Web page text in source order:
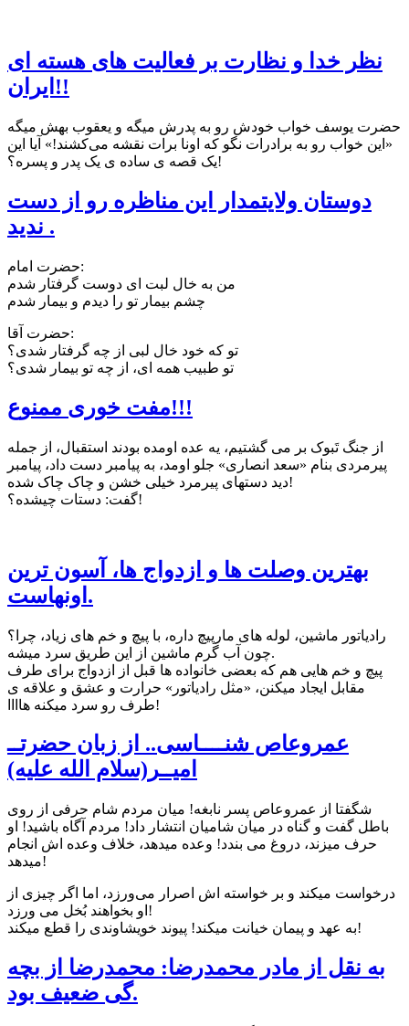
نظر خدا و نظارت بر فعالیت های هسته ای
ایران!!
حضرت يوسف خواب خودش رو به پدرش میگه و يعقوب بهش میگه
«اين خواب رو به برادرات نگو که اونا برات نقشه می‌کشند!» آيا اين
يک قصه ی ساده ی يک پدر و پسره؟!
دوستان ولایتمدار این مناظره رو از دست
ندید .
حضرت امام:
من به خال لبت اى دوست گرفتار شدم
چشم بیمار تو را دیدم و بیمار شدم
حضرت آقا:
تو که خود خال لبی از چه گرفتار شدی؟
تو طبیب همه ای، از چه تو بیمار شدی؟
مفت خوری ممنوع!!!
از جنگ تَبوک بر می گشتیم، یه عده اومده بودند استقبال، از جمله
پیرمردی بنام «سعد انصاری» جلو اومد، به پیامبر دست داد، پیامبر
دید دستهای پیرمرد خیلی خشن و چاک چاک شده!
گفت: دستات چیشده؟!
بهترین وصلت ها و ازدواج ها، آسون ترین
اونهاست.
رادیاتور ماشین، لوله های مارپیچ داره، با پیچ و خم های زیاد، چرا؟
چون آب گرم ماشین از این طریق سرد میشه.
پیچ و خم هایی هم که بعضی خانواده ها قبل از ازدواج برای طرف
مقابل ایجاد میکنن، «مثل رادیاتور» حرارت و عشق و علاقه ی
طرف رو سرد میکنه هاااا!
عمروعاص شنــــاسی.. از زبان حضرتــ
امیــر(سلام الله علیه)
شگفتا از عمروعاص پسر نابغه! ميان مردم شام حرفی از روی
باطل گفت و گناه در ميان شاميان انتشار داد! مردم آگاه باشيد! او
حرف ميزند، دروغ می بندد! وعده میدهد، خلاف وعده اش انجام
میدهد!
درخواست ميكند و بر خواسته اش اصرار می‌ورزد، اما اگر چيزی از
او بخواهند بُخل می ورزد!
به عهد و پیمان خيانت ميكند! پيوند خويشاوندی را قطع ميکند!
به نقل از مادر محمدرضا: محمدرضا از بچه
گی ضعيف بود.